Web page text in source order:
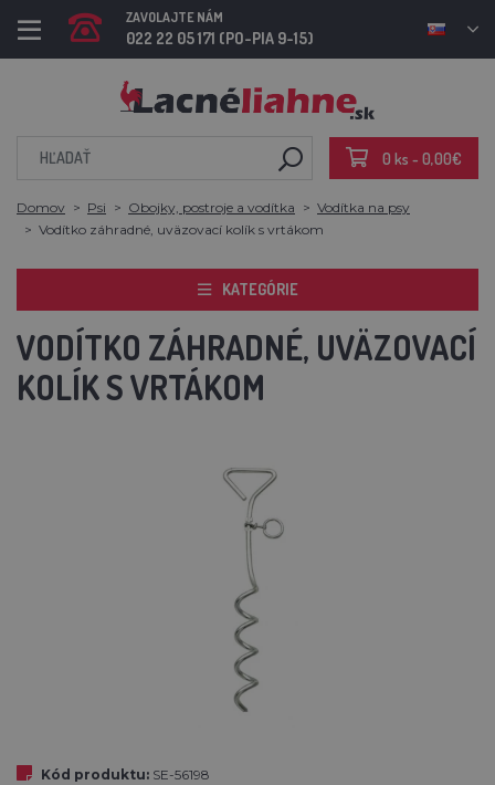
ZAVOLAJTE NÁM
022 22 05 171 (PO-PIA 9-15)
0 ks - 0,00€
Domov Psi Obojky, postroje a vodítka
Vodítka na psy
Vodítko záhradné, uväzovací kolík s vrtákom
KATEGÓRIE
VODÍTKO ZÁHRADNÉ, UVÄZOVACÍ
KOLÍK S VRTÁKOM
Kód produktu: SE-56198